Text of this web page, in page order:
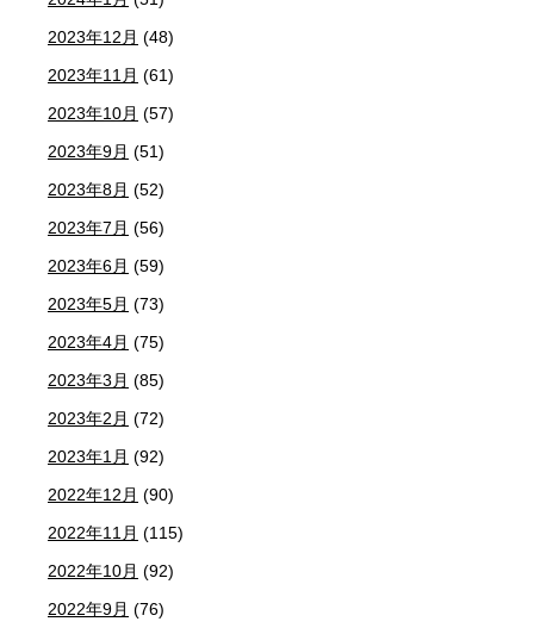
2023年12月 (48)
2023年11月 (61)
2023年10月 (57)
2023年9月 (51)
2023年8月 (52)
2023年7月 (56)
2023年6月 (59)
2023年5月 (73)
2023年4月 (75)
2023年3月 (85)
2023年2月 (72)
2023年1月 (92)
2022年12月 (90)
2022年11月 (115)
2022年10月 (92)
2022年9月 (76)